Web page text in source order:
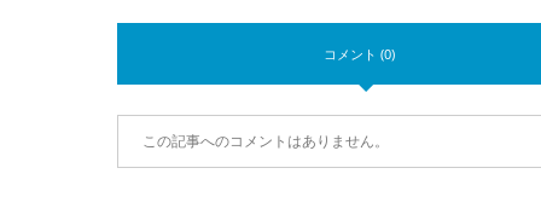
コメント (0)
この記事へのコメントはありません。